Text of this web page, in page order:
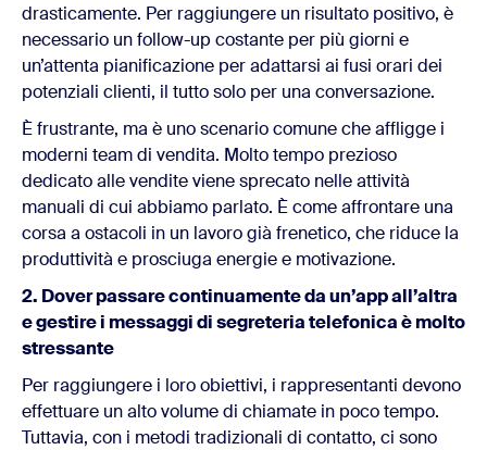
drasticamente. Per raggiungere un risultato positivo, è
necessario un follow-up costante per più giorni e
un’attenta pianificazione per adattarsi ai fusi orari dei
potenziali clienti, il tutto solo per una conversazione.
È frustrante, ma è uno scenario comune che affligge i
moderni team di vendita. Molto tempo prezioso
dedicato alle vendite viene sprecato nelle attività
manuali di cui abbiamo parlato. È come affrontare una
corsa a ostacoli in un lavoro già frenetico, che riduce la
produttività e prosciuga energie e motivazione.
2. Dover passare continuamente da un’app all’altra
e gestire i messaggi di segreteria telefonica è molto
stressante
Per raggiungere i loro obiettivi, i rappresentanti devono
effettuare un alto volume di chiamate in poco tempo.
Tuttavia, con i metodi tradizionali di contatto, ci sono